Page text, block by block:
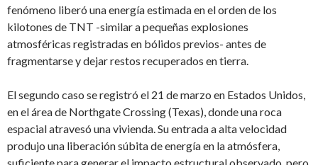
fenómeno liberó una energía estimada en el orden de los
kilotones de TNT -similar a pequeñas explosiones
atmosféricas registradas en bólidos previos- antes de
fragmentarse y dejar restos recuperados en tierra.
El segundo caso se registró el 21 de marzo en Estados Unidos,
en el área de Northgate Crossing (Texas), donde una roca
espacial atravesó una vivienda. Su entrada a alta velocidad
produjo una liberación súbita de energía en la atmósfera,
suficiente para generar el impacto estructural observado, pero